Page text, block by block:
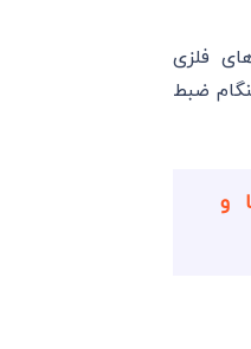
فلزی
ضبط
و